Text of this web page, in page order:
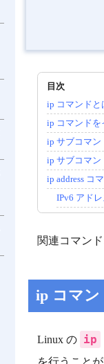
ip コマンドと
ip コマンドを
ip サブコマン
ip サブコマン
ip address コ
IPv6 アド
関連コマン
ip コマン
Linux の ip
を行うこと